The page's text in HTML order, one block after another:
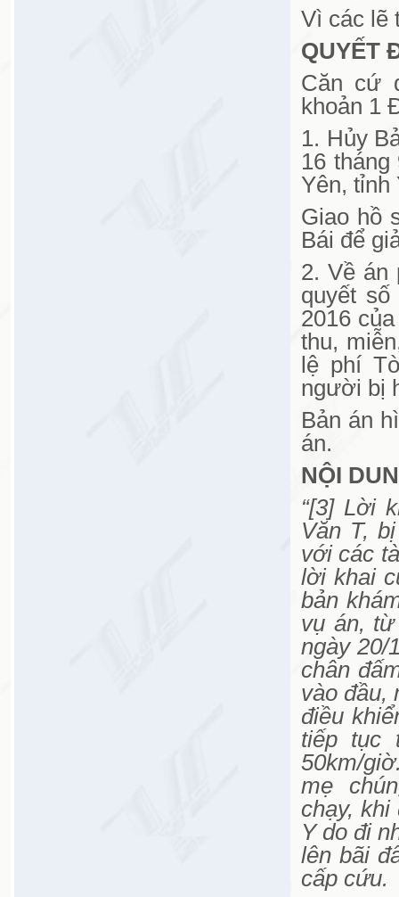
Vì các lẽ
QUYẾT
Căn cứ
khoản 1
1. Hủy
16
Yên, tỉnh
Giao hồ
Bái để
2. Về án
quyết số
2016
thu,
lệ phí
người bị
Bản án
án.
NỘI
“[3] Lời
Văn T,
với các
lời khai
bản
vụ án,
ngày 20/
chân
vào đầu,
điều
tiếp tục
50km/
mẹ
chạy, khi
Y do đi
lên bãi
cấp cứu.